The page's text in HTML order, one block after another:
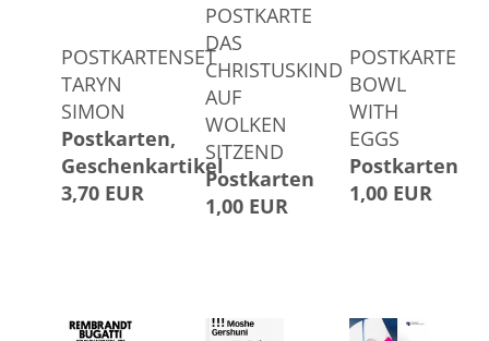
POSTKARTENSET
TARYN
SIMON
Postkarten
Geschenkartikel
3,70 EUR
POSTKARTE
DAS
CHRISTUSKIND
AUF
WOLKEN
SITZEND
Postkarten
1,00 EUR
POSTKARTE
BOWL
WITH
EGGS
Postkarten
1,00 EUR